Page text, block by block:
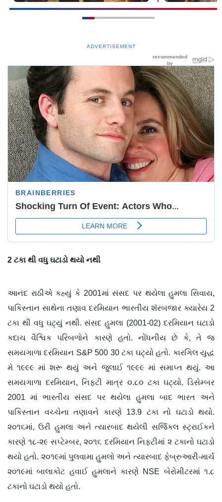
ADVERTISEMENT
2 ટકા થી વધુ ઘટાડો થયો નથી
આનંદ રાઠીએ કહ્યું કે 2001માં સંસદ પર થયેલા હુમલા સિવાય,
પાકિસ્તાન સાથેના તણાવ દરમિયાન ભારતીય શૅરબજાર ક્યારેય 2
ટકા થી વધુ ઘટ્યું નથી. સંસદ હુમલા (2001-02) દરમિયાન ઘટાડો
કદાચ વૈશ્વિક પરિબળોને કારણે હતો. નોંધનીય છે કે, તે જ
સમયગાળા દરમિયાન S&P 500 30 ટકા ઘટ્યો હતો. કારગિલ યુદ્ધ
મે ૧૯૯૯ માં શરૂ થયું અને જુલાઈ ૧૯૯૯ માં સમાપ્ત થયું. આ
સમયગાળા દરમિયાન, નિફ્ટી માત્ર ૦.૮૦ ટકા ઘટ્યો. ડિસેમ્બર
2001 માં ભારતીય સંસદ પર થયેલા હુમલા બાદ ભારત અને
પાકિસ્તાન વચ્ચેના તણાવને કારણે 13.9 ટકા નો ઘટાડો થયો.
૨૦૧૬માં, ઉરી હુમલા અને ત્યારબાદ થયેલી સર્જિકલ સ્ટ્રાઈકને
કારણે ૧૮-૨૯ સપ્ટેમ્બર, ૨૦૧૬ દરમિયાન નિફ્ટીમાં ૨ ટકાનો ઘટાડો
થયો હતો. ૨૦૧૯માં પુલવામા હુમલો અને ત્યારબાદ ફેબ્રુઆરી-માર્ચ
૨૦૧૯માં બાલાકોટ હવાઈ હુમલાને કારણે NSE બેરોમીટરમાં ૧.૮
ટકાનો ઘટાડો થયો હતો.